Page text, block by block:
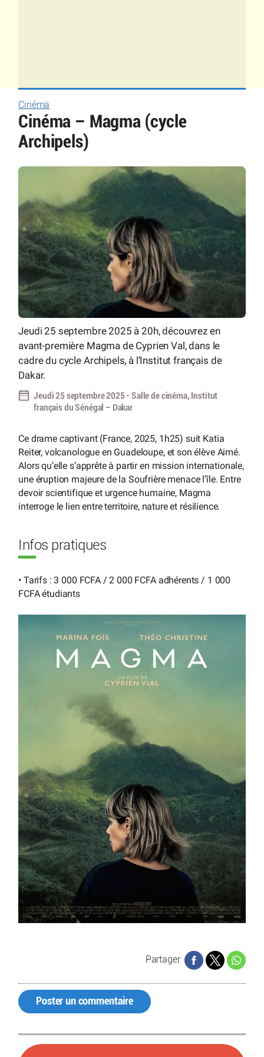
Cinéma
Cinéma – Magma (cycle
Archipels)
Jeudi 25 septembre 2025 à 20h, découvrez en
avant-première Magma de Cyprien Val, dans le
cadre du cycle Archipels, à l’Institut français de
Dakar.
Jeudi 25 septembre 2025 - Salle de cinéma, Institut
français du Sénégal – Dakar
Ce drame captivant (France, 2025, 1h25) suit Katia
Reiter, volcanologue en Guadeloupe, et son élève Aimé.
Alors qu’elle s’apprête à partir en mission internationale,
une éruption majeure de la Soufrière menace l’île. Entre
devoir scientifique et urgence humaine, Magma
interroge le lien entre territoire, nature et résilience.
Infos pratiques
• Tarifs : 3 000 FCFA / 2 000 FCFA adhérents / 1 000
FCFA étudiants
Partager
Poster un commentaire